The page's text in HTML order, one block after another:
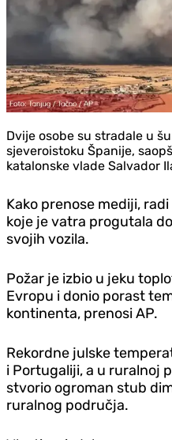
Dvije osobe su stradale u
sjeveroistoku Španije,
katalonske vlade Salvador
Kako prenose mediji,
koje je vatra progutala
svojih vozila.
Požar je izbio u jeku
Evropu i donio porast
kontinenta, prenosi AP.
Rekordne julske
i Portugaliji, a u ruralnoj
stvorio ogroman stub
ruralnog područja.